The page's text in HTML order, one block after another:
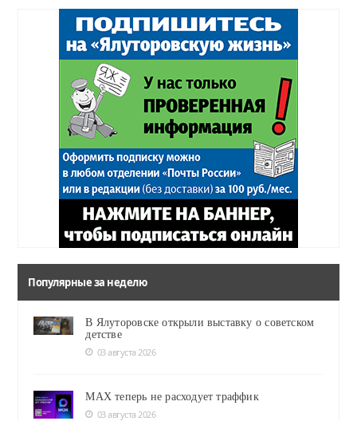
Популярные за неделю
В Ялуторовске открыли выставку о советском
детстве
03 августа 2026
MAX теперь не расходует траффик
03 августа 2026